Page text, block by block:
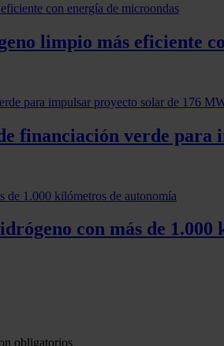
limpio más eficiente
financiación verde
con más de
obligatorios